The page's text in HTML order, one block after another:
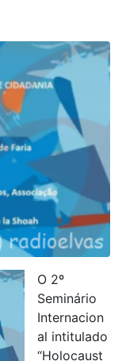
O 2º
Seminário
Internacion
al intitulado
“Holocaust